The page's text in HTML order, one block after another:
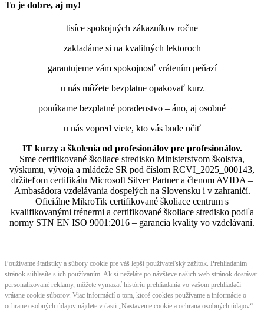
To je dobre, aj my!
tisíce spokojných zákazníkov ročne
zakladáme si na kvalitných lektoroch
garantujeme vám spokojnosť vrátením peňazí
u nás môžete bezplatne opakovať kurz
ponúkame bezplatné poradenstvo – áno, aj osobné
u nás vopred viete, kto vás bude učiť
IT kurzy a školenia od profesionálov pre profesionálov.
Sme certifikované školiace stredisko Ministerstvom školstva,
výskumu, vývoja a mládeže SR pod číslom RCVI_2025_000143,
držiteľom certifikátu Microsoft Silver Partner a členom AVIDA –
Ambasádora vzdelávania dospelých na Slovensku i v zahraničí.​​​​​​​​​​​​​​​​
Oficiálne MikroTik certifikované školiace centrum s
kvalifikovanými trénermi ​​​​​​​​​​a certifikované školiace stredisko podľa
normy STN EN ISO 9001:2016 – garancia kvality vo vzdelávaní.
Používame štatistiky a súbory cookie pre váš lepší používateľský zážitok. Prehliadaním
stránok súhlasíte s ich používaním. Ak si neželáte po návšteve našich web stránok dostávať
personalizované reklamy, môžete vymazať históriu prehliadania vo vašom prehliadači
vrátane cookie súborov. Viac informácií o tom, ktoré cookies používame a informácie o
ochrane osobných údajov nájdete v časti „Nastavenie cookie a ochrana osobných údajov“.